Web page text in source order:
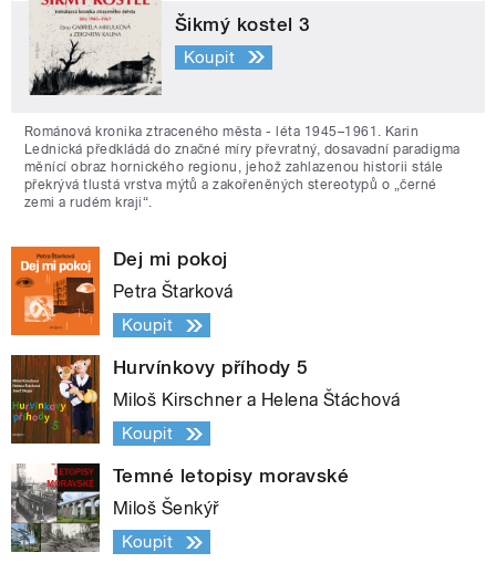
Šikmý kostel 3
Koupit
Románová kronika ztraceného města - léta 1945–1961. Karin
Lednická předkládá do značné míry převratný, dosavadní paradigma
měnící obraz hornického regionu, jehož zahlazenou historii stále
překrývá tlustá vrstva mýtů a zakořeněných stereotypů o „černé
zemi a rudém kraji“.
Dej mi pokoj
Petra Štarková
Koupit
Hurvínkovy příhody 5
Miloš Kirschner a Helena Štáchová
Koupit
Temné letopisy moravské
Miloš Šenkýř
Koupit